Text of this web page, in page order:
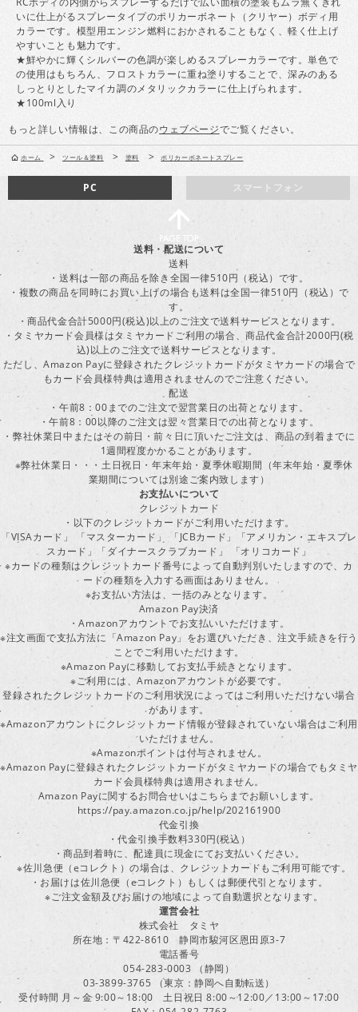
いに仕上がるスプレータイプのポリカーボネート（クリヤー）ボディ用
カラーです。模型用エンジン燃料におかされることもなく、軽く仕上げ
やすいことも魅力です。
★鮮やかに輝くシルバーの色調が楽しめるスプレーカラーです。単色で
の使用はもちろん、フロストカラーに重ね塗りすることで、深みのある
しっとりとしたマイカ調のメタリックカラーに仕上げられます。
★100ml入り
もっと詳しい情報は、この商品のウェブページでご覧ください。
ホーム > ツール＆塗料 > 塗料 > ポリカーボネートスプレー
スマートフォン
PC
送料・配送について
送料
・送料は一部の商品を除き全国一律510円（税込）です。
・複数の商品を同時にお買い上げの場合も送料は全国一律510円（税込）で
す。
・商品代金合計5000円(税込)以上のご注文で送料サービスとなります。
・タミヤカード会員様はタミヤカードご利用の場合、商品代金合計2000円(税
込)以上のご注文で送料サービスとなります。
ただし、Amazon Payに登録されたクレジットカードがタミヤカードの場合で
もカード会員様特典は適用されませんのでご注意ください。
配送
・午前8：00までのご注文で翌営業日の出荷となります。
・午前8：00以降のご注文は翌々営業日での出荷となります。
・弊社休業日中またはその前日・前々日に頂いたご注文は、商品の到着までに
1週間程度かかることがあります。
※弊社休業日・・・土日祝日・年末年始・夏季休暇期間（年末年始・夏季休
業期間については別途ご案内致します）
お支払いについて
クレジットカード
・以下のクレジットカードがご利用いただけます。
「VISAカード」 「マスターカード」 「JCBカード」「アメリカン・エキスプレ
スカード」「ダイナースクラブカード」 「オリコカード」
※カードの種類はクレジットカード番号によって自動判別いたしますので、カ
ードの種類を入力する画面はありません。
※お支払い方法は、一括のみとなります。
Amazon Pay決済
・Amazonアカウントでお支払いいただけます。
※注文画面で支払方法に「Amazon Pay」をお選びいただき、注文手続きを行う
ことでご利用いただけます。
※Amazon Payに移動してお支払手続きとなります。
※ご利用には、Amazonアカウントが必要です。
登録されたクレジットカードのご利用状況によってはご利用いただけない場合
があります。
※Amazonアカウントにクレジットカード情報が登録されていない場合はご利用
いただけません。
※Amazonポイントは付与されません。
※Amazon Payに登録されたクレジットカードがタミヤカードの場合でもタミヤ
カード会員様特典は適用されません。
Amazon Payに関するお問合せいはこちらまでお願いします。
https://pay.amazon.co.jp/help/202161900
代金引換
・代金引換手数料330円(税込）
・商品到着時に、配達員に現金にてお支払いください。
※佐川急便（eコレクト）の場合は、クレジットカードもご利用可能です。
・お届けは佐川急便（eコレクト）もしくは郵便代引となります。
※ご注文金額及びお届けの地域によって自動選択となります。
運営会社
株式会社 タミヤ
所在地：〒422-8610 静岡市駿河区恩田原3-7
電話番号
054-283-0003 （静岡）
03-3899-3765 （東京：静岡へ自動転送）
受付時間 月～金 9:00～18:00 土日祝日 8:00～12:00／13:00～17:00